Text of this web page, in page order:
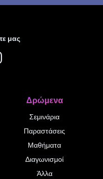
μας
Δρώμενα
Σεμινάρια
Παραστάσεις
Μαθήματα
Διαγωνισμοί
Άλλα